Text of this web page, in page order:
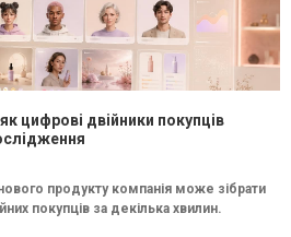
цифрові двійники покупців
продукту компанія може зібрати
покупців за декілька хвилин.